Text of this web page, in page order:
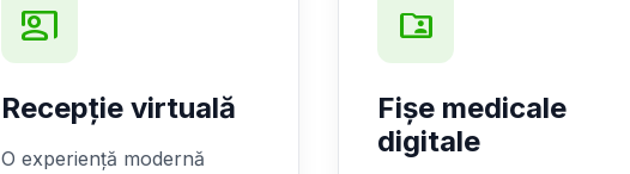
co_present
Recepție virtuală
O experiență modernă
folder_shared
Fișe medicale
digitale